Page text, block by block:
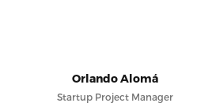
Orlando Alomá
Startup Project Manager